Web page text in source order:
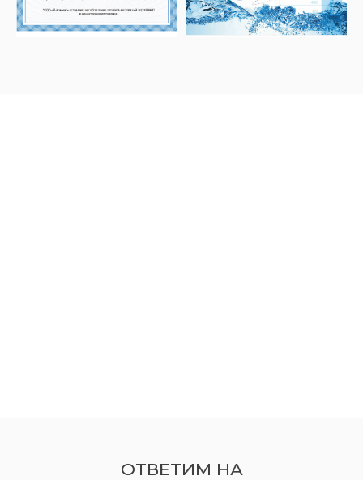
ОТВЕТИМ НА